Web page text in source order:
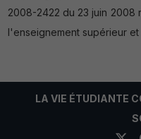
2008-2422 du 23 juin 2008
l'enseignement supérieur
LA VIE ÉTUDIANTE